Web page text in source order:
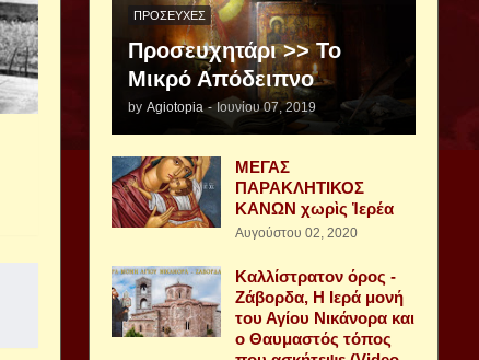
ΠΡΟΣΕΥΧΈΣ
Προσευχητάρι >> Το
Μικρό Απόδειπνο
by Agiotopia - Ιουνίου 07, 2019
ΜΕΓΑΣ
ΠΑΡΑΚΛΗΤΙΚΟΣ
ΚΑΝΩΝ χωρὶς Ἱερέα
Αυγούστου 02, 2020
Καλλίστρατον όρος -
Ζάβορδα, Η Ιερά μονή
του Αγίου Νικάνορα και
ο Θαυμαστός τόπος